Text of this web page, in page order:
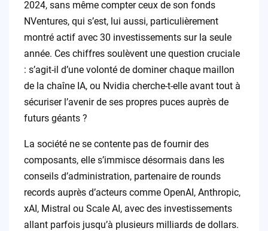
2024, sans même compter ceux de son fonds
NVentures, qui s’est, lui aussi, particulièrement
montré actif avec 30 investissements sur la seule
année. Ces chiffres soulèvent une question cruciale
: s’agit-il d’une volonté de dominer chaque maillon
de la chaîne IA, ou Nvidia cherche-t-elle avant tout à
sécuriser l’avenir de ses propres puces auprès de
futurs géants ?
La société ne se contente pas de fournir des
composants, elle s’immisce désormais dans les
conseils d’administration, partenaire de rounds
records auprès d’acteurs comme OpenAI, Anthropic,
xAI, Mistral ou Scale AI, avec des investissements
allant parfois jusqu’à plusieurs milliards de dollars.